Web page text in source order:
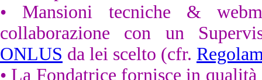
• Mansioni tecniche &
collaborazione con un
ONLUS da lei scelto (cfr.
• La Fondatrice fornisce in